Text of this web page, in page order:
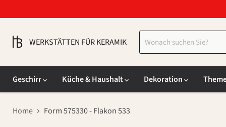
WERKSTÄTTEN FÜR KERAMIK
Geschirr
Küche & Haushalt Dekoration
Home Form 575330 - Flakon 533